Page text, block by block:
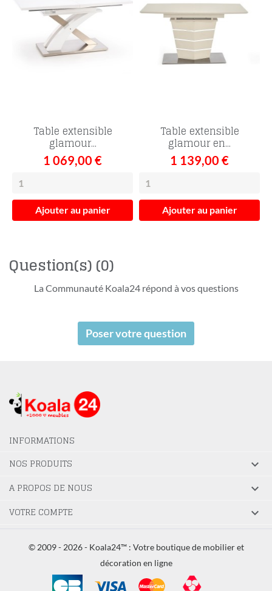
Table extensible
glamour...
1 069,00 €
Ajouter au panier
Table extensible
glamour en...
1 139,00 €
Ajouter au panier
Question(s)(0)
La Communauté Koala24 répond à vos questions
Poser votre question
INFORMATIONS
NOS PRODUITS

A PROPOS DE NOUS 
VOTRE COMPTE 
© 2009 - 2026 - Koala24™ : Votre boutique de mobilier et
décoration en ligne